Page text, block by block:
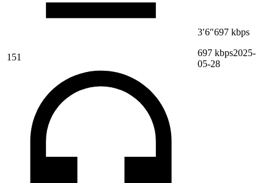
151
3′6″697 kbps
697 kbps2025-
05-28